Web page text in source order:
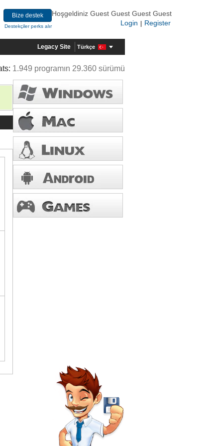
Bize destek
Destekçiler perks alır
Hoşgeldiniz Guest Guest Guest Guest
Login
Register
Legacy Site Türkçe
1.949 programın 29.360 sürümü